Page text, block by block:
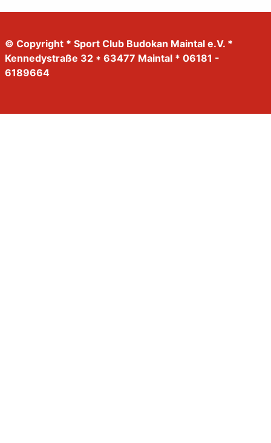
© Copyright * Sport Club Budokan Maintal e.V. *
Kennedystraße 32 * 63477 Maintal * 06181 -
6189664